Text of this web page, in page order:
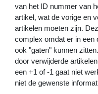
van het ID nummer van
artikel, wat de vorige en
artikelen moeten zijn.
complex omdat er in een
ook "gaten" kunnen
door verwijderde
een +1 of -1 gaat niet
niet de gewenste